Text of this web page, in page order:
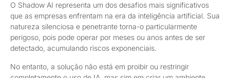
O Shadow AI representa um dos desafios mais significativos
que as empresas enfrentam na era da inteligência artificial. Sua
natureza silenciosa e penetrante torna-o particularmente
perigoso, pois pode operar por meses ou anos antes de ser
detectado, acumulando riscos exponenciais.
No entanto, a solução não está em proibir ou restringir